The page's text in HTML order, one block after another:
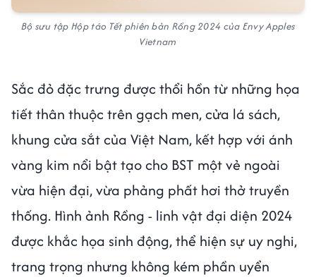
Bộ sưu tập Hộp táo Tết phiên bản Rồng 2024 của Envy Apples
Vietnam
Sắc đỏ đặc trưng được thổi hồn từ những họa
tiết thân thuộc trên gạch men, cửa lá sách,
khung cửa sắt của Việt Nam, kết hợp với ánh
vàng kim nổi bật tạo cho BST một vẻ ngoài
vừa hiện đại, vừa phảng phất hơi thở truyền
thống. Hình ảnh Rồng - linh vật đại diện 2024
được khắc họa sinh động, thể hiện sự uy nghi,
trang trọng nhưng không kém phần uyển